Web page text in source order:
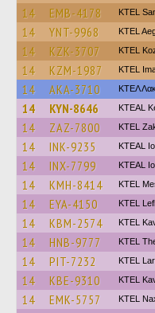
14
EMB-4178 KTEL
14 YNT-9968 KTEL
14 KZK-3707 ΚΤΕL
14 KZM-1987 KTEL
14 AKA-3710 ΚΤΕΛ
14 KYN-8646 KTEAL
14 ZAZ-7800 KTEL
14 INK-9235 KTEAL
14 INX-7799 KTEAL
14 KMH-8414 KTEL
14 EYA-4150 KTEL
14 KBM-2574 KTEL
14 HNB-9777 KTEL
14 PIT-7232 KTEL
14 KBE-9310 KTEL
14 EMK-5757 KTEL